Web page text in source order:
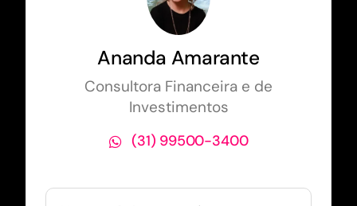
Ananda Amarante
Consultora Financeira e de
Investimentos
(31) 99500-3400